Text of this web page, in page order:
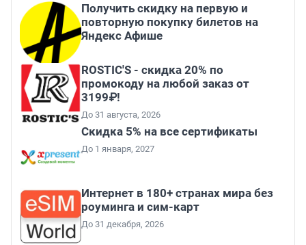
Получить скидку на первую и
повторную покупку билетов на
Яндекс Афише
ROSTIC'S - скидка 20% по
промокоду на любой заказ от
3199₽!
До 31 августа, 2026
Скидка 5% на все сертификаты
До 1 января, 2027
Интернет в 180+ странах мира без
роуминга и сим-карт
До 31 декабря, 2026